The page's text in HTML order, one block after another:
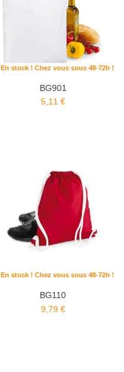
En stock ! Chez vous sous 48-72h !
BG901
5,11 €
En stock ! Chez vous sous 48-72h !
BG110
9,79 €